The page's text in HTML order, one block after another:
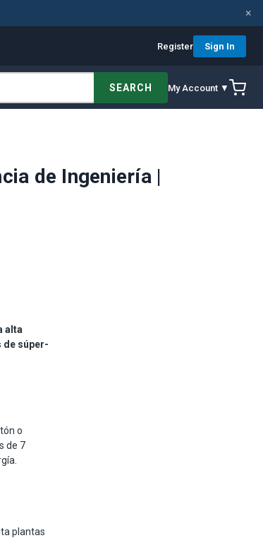
×
Register Sign In
SEARCH My Account ▼
de Ingeniería |
alta
de súper-
o
de 7
plantas